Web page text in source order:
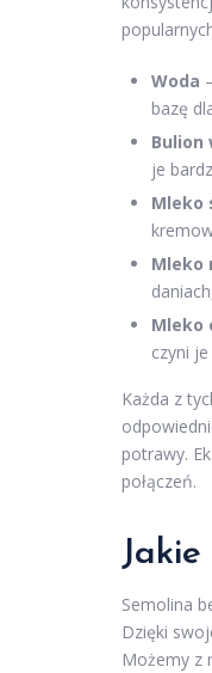
Woda
bazę
Bulion
je
Mleko
Mleko
Mleko
czyni
Każda z
potrawy.
połączeń.
Semolina
Dzięki
Możemy z